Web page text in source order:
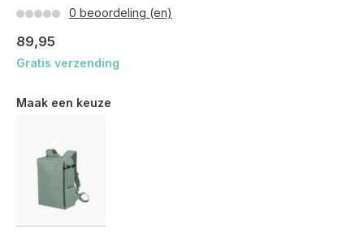
0 beoordeling (en)
89,95
Gratis verzending
Maak een keuze